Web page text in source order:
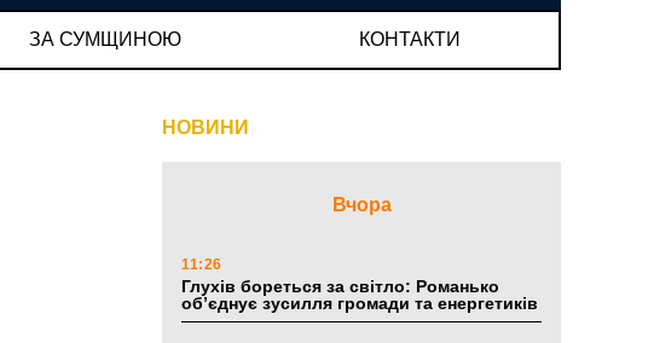
ЗА СУМЩИНОЮ КОНТАКТИ
НОВИНИ
Вчора
11:26
Глухів бореться за світло: Романько
об’єднує зусилля громади та енергетиків